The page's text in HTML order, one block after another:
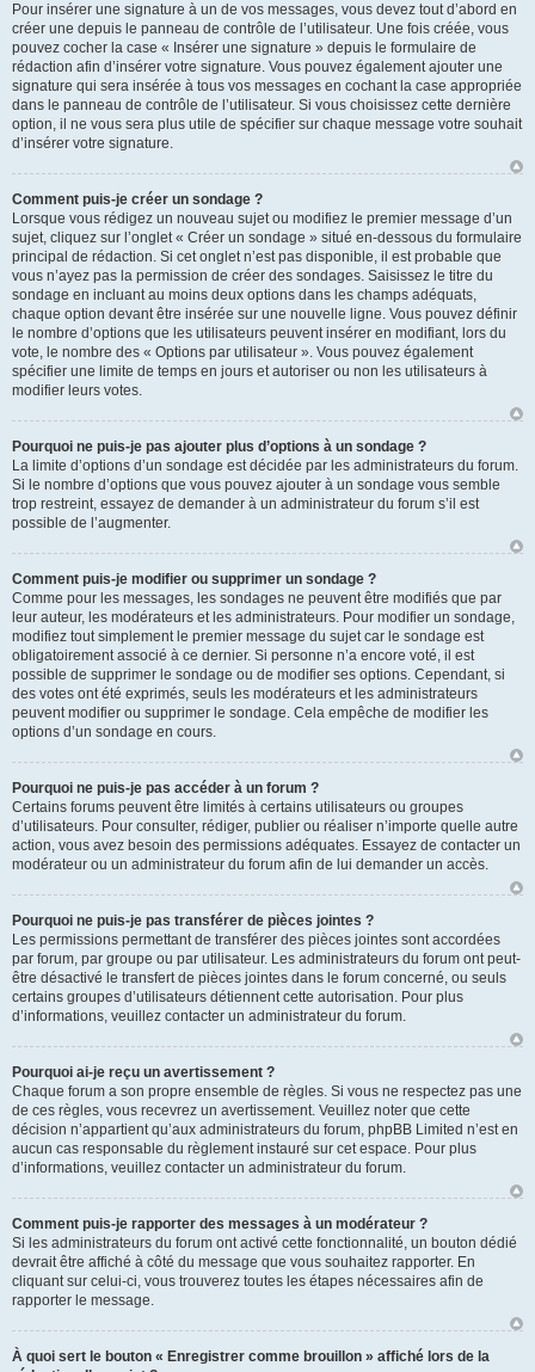
Pour insérer une signature à un de vos messages, vous devez tout d’abord en
créer une depuis le panneau de contrôle de l’utilisateur. Une fois créée, vous
pouvez cocher la case « Insérer une signature » depuis le formulaire de
rédaction afin d’insérer votre signature. Vous pouvez également ajouter une
signature qui sera insérée à tous vos messages en cochant la case appropriée
dans le panneau de contrôle de l’utilisateur. Si vous choisissez cette dernière
option, il ne vous sera plus utile de spécifier sur chaque message votre souhait
d’insérer votre signature.
Comment puis-je créer un sondage ?
Lorsque vous rédigez un nouveau sujet ou modifiez le premier message d’un
sujet, cliquez sur l’onglet « Créer un sondage » situé en-dessous du formulaire
principal de rédaction. Si cet onglet n’est pas disponible, il est probable que
vous n’ayez pas la permission de créer des sondages. Saisissez le titre du
sondage en incluant au moins deux options dans les champs adéquats,
chaque option devant être insérée sur une nouvelle ligne. Vous pouvez définir
le nombre d’options que les utilisateurs peuvent insérer en modifiant, lors du
vote, le nombre des « Options par utilisateur ». Vous pouvez également
spécifier une limite de temps en jours et autoriser ou non les utilisateurs à
modifier leurs votes.
Pourquoi ne puis-je pas ajouter plus d’options à un sondage ?
La limite d’options d’un sondage est décidée par les administrateurs du forum.
Si le nombre d’options que vous pouvez ajouter à un sondage vous semble
trop restreint, essayez de demander à un administrateur du forum s’il est
possible de l’augmenter.
Comment puis-je modifier ou supprimer un sondage ?
Comme pour les messages, les sondages ne peuvent être modifiés que par
leur auteur, les modérateurs et les administrateurs. Pour modifier un sondage,
modifiez tout simplement le premier message du sujet car le sondage est
obligatoirement associé à ce dernier. Si personne n’a encore voté, il est
possible de supprimer le sondage ou de modifier ses options. Cependant, si
des votes ont été exprimés, seuls les modérateurs et les administrateurs
peuvent modifier ou supprimer le sondage. Cela empêche de modifier les
options d’un sondage en cours.
Pourquoi ne puis-je pas accéder à un forum ?
Certains forums peuvent être limités à certains utilisateurs ou groupes
d’utilisateurs. Pour consulter, rédiger, publier ou réaliser n’importe quelle autre
action, vous avez besoin des permissions adéquates. Essayez de contacter un
modérateur ou un administrateur du forum afin de lui demander un accès.
Pourquoi ne puis-je pas transférer de pièces jointes ?
Les permissions permettant de transférer des pièces jointes sont accordées
par forum, par groupe ou par utilisateur. Les administrateurs du forum ont peut-
être désactivé le transfert de pièces jointes dans le forum concerné, ou seuls
certains groupes d’utilisateurs détiennent cette autorisation. Pour plus
d’informations, veuillez contacter un administrateur du forum.
Pourquoi ai-je reçu un avertissement ?
Chaque forum a son propre ensemble de règles. Si vous ne respectez pas une
de ces règles, vous recevrez un avertissement. Veuillez noter que cette
décision n’appartient qu’aux administrateurs du forum, phpBB Limited n’est en
aucun cas responsable du règlement instauré sur cet espace. Pour plus
d’informations, veuillez contacter un administrateur du forum.
Comment puis-je rapporter des messages à un modérateur ?
Si les administrateurs du forum ont activé cette fonctionnalité, un bouton dédié
devrait être affiché à côté du message que vous souhaitez rapporter. En
cliquant sur celui-ci, vous trouverez toutes les étapes nécessaires afin de
rapporter le message.
À quoi sert le bouton « Enregistrer comme brouillon » affiché lors de la